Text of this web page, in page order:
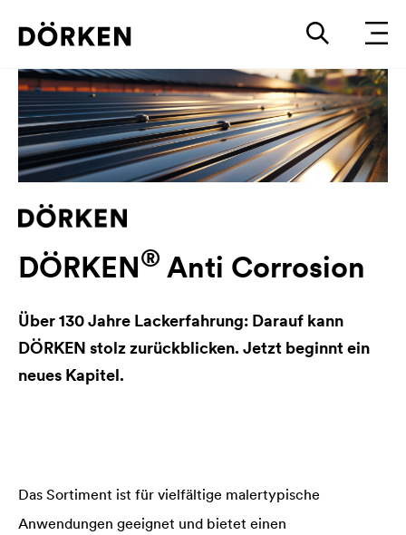
DÖRKEN® Anti Corrosion
Über 130 Jahre Lackerfahrung: Darauf kann
DÖRKEN stolz zurückblicken. Jetzt beginnt ein
neues Kapitel.
Das Sortiment ist für vielfältige malertypische
Anwendungen geeignet und bietet einen